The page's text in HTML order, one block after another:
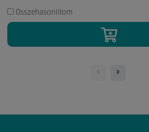
Összehasonlítom